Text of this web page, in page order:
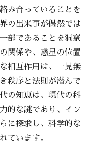
み合っていることを
の出来事が偶然では
部であることを洞察
関係や、惑星の位置
相互作用は、一見無
秩序と法則が潜んで
の知恵は、現代の科
的な謎であり、イン
に探求し、科学的な
ています。